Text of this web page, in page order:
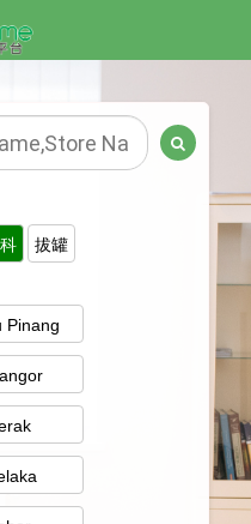
拔罐
Pinang